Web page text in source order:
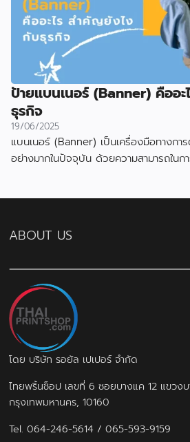
ป้ายแบนเนอร์ (Banner) คืออ
ธุรกิจ
19/06/2025
แบนเนอร์ (Banner) เป็นเครื่องมือทางกา
อย่างมากในปัจจุบัน ด้วยความสามารถในก
ABOUT US
โดย บริษัท รอยัล เปเปอร์ จำกัด
ไทยพริ้นช็อป เลขที่ 6 ซอยบางแค 12 แขวง
กรุงเทพมหานคร, 10160
Tel.064-246-5614 /065-593-9159